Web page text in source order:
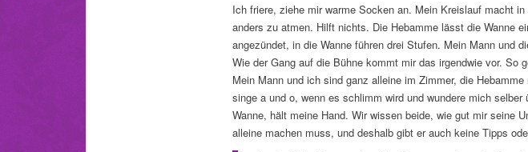
Ich friere, ziehe mir warme Socken an. Mein Kreislauf macht
anders zu atmen. Hilft nichts. Die Hebamme lässt die Wanne
angezündet, in die Wanne führen drei Stufen. Mein Mann und
Wie der Gang auf die Bühne kommt mir das irgendwie vor.
Mein Mann und ich sind ganz alleine im Zimmer, die
singe a und o, wenn es schlimm wird und wundere mich
Wanne, hält meine Hand. Wir wissen beide, wie gut mir seine
alleine machen muss, und deshalb gibt er auch keine Tipps